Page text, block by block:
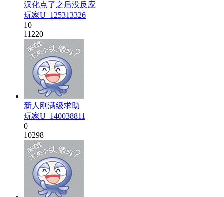
汉化点了之后没反应
玩家U_125313326
10
11220
新人刚满级求助
玩家U_140038811
0
10298